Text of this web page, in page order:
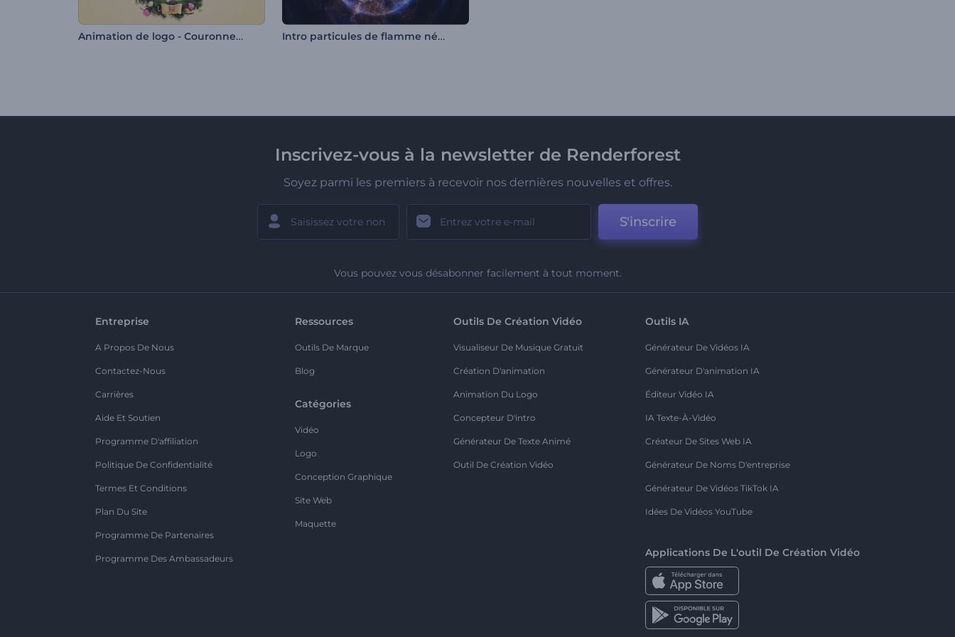
Animation de logo - Couronne de Noël en 3D Intro particules de flamme néon
Inscrivez-vous à la newsletter de Renderforest
Soyez parmi les premiers à recevoir nos dernières nouvelles et offres.
S'inscrire
Vous pouvez vous désabonner facilement à tout moment.
Entreprise
A Propos De Nous
Contactez-Nous
Carrières
Aide Et Soutien
Programme D'affiliation
Politique De Confidentialité
Termes Et Conditions
Plan Du Site
Programme De Partenaires
Programme Des Ambassadeurs
Ressources
Outils De Marque
Blog
Catégories
Vidéo
Logo
Conception Graphique
Site Web
Maquette
Outils De Création Vidéo
Visualiseur De Musique Gratuit
Création D'animation
Animation Du Logo
Concepteur D'intro
Générateur De Texte Animé
Outil De Création Vidéo
Outils IA
Générateur De Vidéos IA
Générateur D'animation IA
Éditeur Vidéo IA
IA Texte-À-Vidéo
Créateur De Sites Web IA
Générateur De Noms D'entreprise
Générateur De Vidéos TikTok IA
Idées De Vidéos YouTube
Applications De L'outil De Création Vidéo